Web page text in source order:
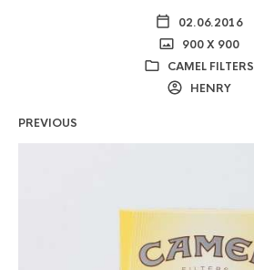
02.06.2016
900 X 900
CAMEL FILTERS
HENRY
PREVIOUS